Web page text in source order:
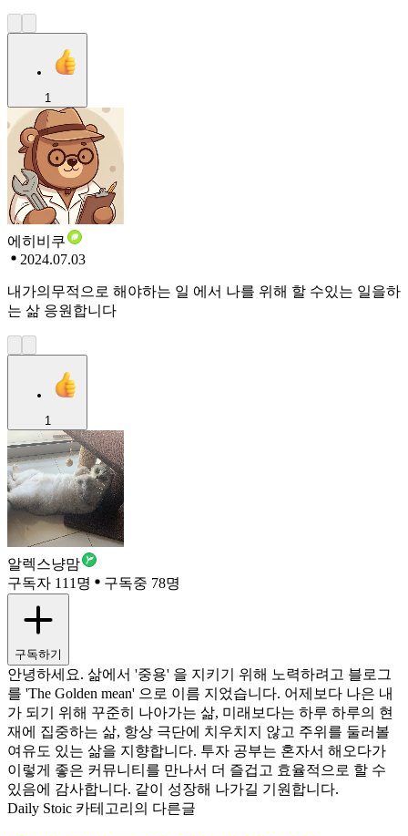
1
에히비쿠
2024.07.03
내가의무적으로 해야하는 일 에서 나를 위해 할 수있는 일을하
는 삶 응원합니다
1
알렉스냥맘
구독자 111명
구독중 78명
구독하기
안녕하세요. 삶에서 '중용' 을 지키기 위해 노력하려고 블로그
를 'The Golden mean' 으로 이름 지었습니다. 어제보다 나은 내
가 되기 위해 꾸준히 나아가는 삶, 미래보다는 하루 하루의 현
재에 집중하는 삶, 항상 극단에 치우치지 않고 주위를 둘러볼
여유도 있는 삶을 지향합니다. 투자 공부는 혼자서 해오다가
이렇게 좋은 커뮤니티를 만나서 더 즐겁고 효율적으로 할 수
있음에 감사합니다. 같이 성장해 나가길 기원합니다.
Daily Stoic 카테고리의 다른글